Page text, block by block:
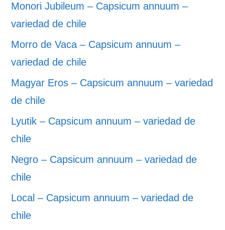
Monori Jubileum – Capsicum annuum –
variedad de chile
Morro de Vaca – Capsicum annuum –
variedad de chile
Magyar Eros – Capsicum annuum – variedad
de chile
Lyutik – Capsicum annuum – variedad de
chile
Negro – Capsicum annuum – variedad de
chile
Local – Capsicum annuum – variedad de
chile